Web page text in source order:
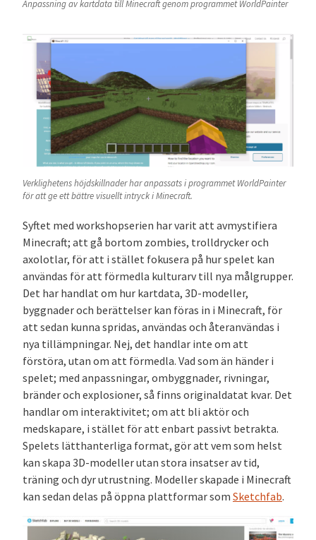
Anpassning av kartdata till Minecraft genom programmet WorldPainter
Verklighetens höjdskillnader har anpassats i programmet WorldPainter
för att ge ett bättre visuellt intryck i Minecraft.
Syftet med workshopserien har varit att avmystifiera
Minecraft; att gå bortom zombies, trolldrycker och
axolotlar, för att i stället fokusera på hur spelet kan
användas för att förmedla kulturarv till nya målgrupper.
Det har handlat om hur kartdata, 3D-modeller,
byggnader och berättelser kan föras in i Minecraft, för
att sedan kunna spridas, användas och återanvändas i
nya tillämpningar. Nej, det handlar inte om att
förstöra, utan om att förmedla. Vad som än händer i
spelet; med anpassningar, ombyggnader, rivningar,
bränder och explosioner, så finns originaldatat kvar. Det
handlar om interaktivitet; om att bli aktör och
medskapare, i stället för att enbart passivt betrakta.
Spelets lätthanterliga format, gör att vem som helst
kan skapa 3D-modeller utan stora insatser av tid,
träning och dyr utrustning. Modeller skapade i Minecraft
kan sedan delas på öppna plattformar som Sketchfab.